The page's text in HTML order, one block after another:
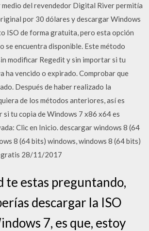
del revendedor Digital River permitía
por 30 dólares y descargar Windows
ISO de forma gratuita, pero esta opción
se encuentra disponible. Este método
modificar Regedit y sin importar si tu
ha vencido o expirado. Comprobar que
Después de haber realizado la
de los métodos anteriores, así es
si tu copia de Windows 7 x86 x64 es
Clic en Inicio. descargar windows 8 (64
8 (64 bits) windows, windows 8 (64 bits)
gratis 28/11/2017
te estas preguntando,
descargar la ISO
7, es que, estoy